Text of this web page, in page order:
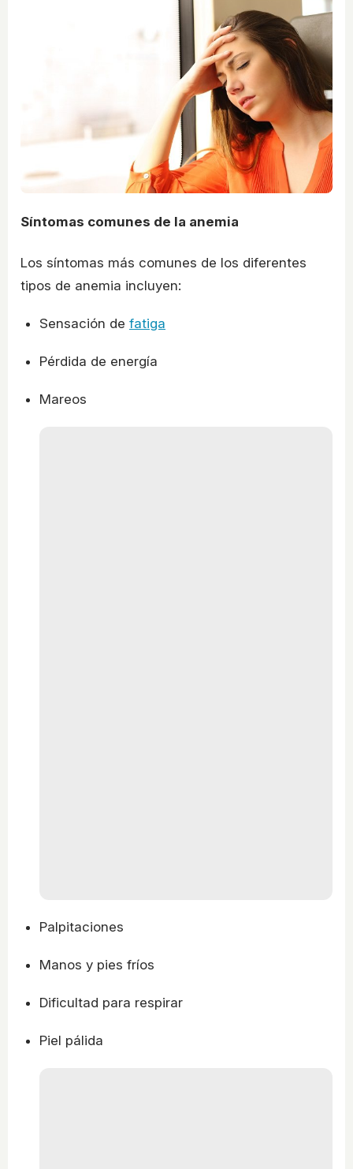
Síntomas comunes de la anemia
Los síntomas más comunes de los diferentes
tipos de anemia incluyen:
Sensación de fatiga
Pérdida de energía
Mareos
Palpitaciones
Manos y pies fríos
Dificultad para respirar
Piel pálida